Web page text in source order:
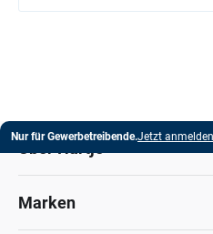
Nur für Gewerbetreibende.Jetzt anmelden
Marken